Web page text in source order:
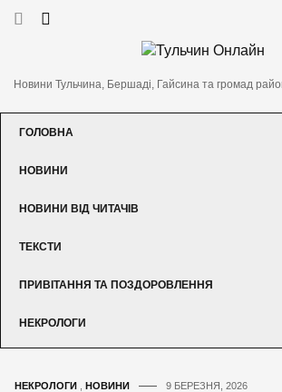
Новини Тульчина, Бершаді, Гайсина та громад
ГОЛОВНА
НОВИНИ
НОВИНИ ВІД ЧИТАЧІВ
ТЕКСТИ
ПРИВІТАННЯ ТА ПОЗДОРОВЛЕННЯ
НЕКРОЛОГИ
НЕКРОЛОГИ НОВИНИ 9 БЕРЕЗНЯ, 2026